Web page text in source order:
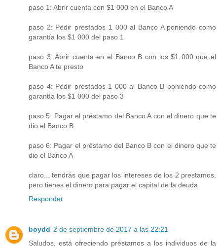
paso 1: Abrir cuenta con $1 000 en el Banco A
paso 2: Pedir prestados 1 000 al Banco A poniendo como
garantía los $1 000 del paso 1
paso 3: Abrir cuenta en el Banco B con los $1 000 que el
Banco A te presto
paso 4: Pedir prestados 1 000 al Banco B poniendo como
garantía los $1 000 del paso 3
paso 5: Pagar el préstamo del Banco A con el dinero que te
dio el Banco B
paso 6: Pagar el préstamo del Banco B con el dinero que te
dio el Banco A
claro... tendrás que pagar los intereses de los 2 prestamos,
pero tienes el dinero para pagar el capital de la deuda
Responder
boydd 2 de septiembre de 2017 a las 22:21
Saludos, está ofreciendo préstamos a los individuos de la